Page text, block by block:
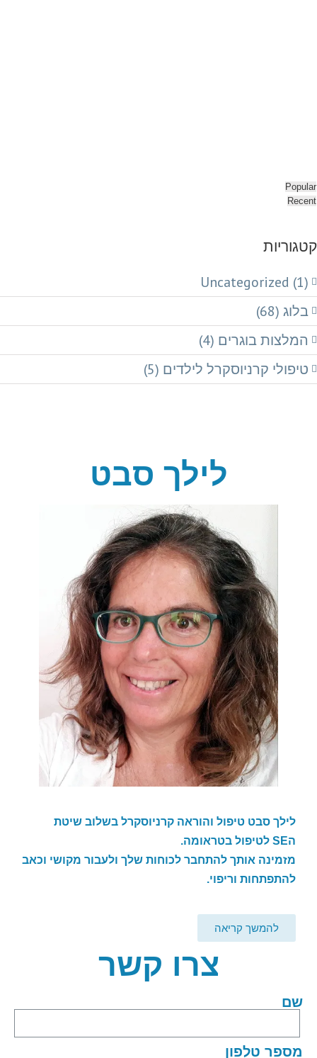
Popular
Recent
קטגוריות
Uncategorized (1)
בלוג (68)
המלצות בוגרים (4)
טיפולי קרניוסקרל לילדים (5)
לילך סבט
לילך סבט טיפול והוראה קרניוסקרל בשלוב שיטת
הSE לטיפול בטראומה.
מזמינה אותך להתחבר לכוחות שלך ולעבור מקושי וכאב
להתפתחות וריפוי.
להמשך קריאה
צרו קשר
שם
מספר טלפון